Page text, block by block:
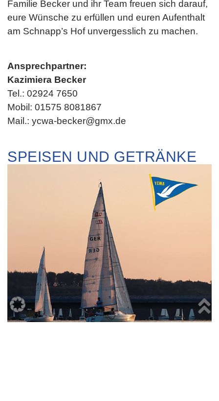
Familie Becker und ihr Team freuen sich darauf,
eure Wünsche zu erfüllen und euren Aufenthalt
am Schnapp’s Hof unvergesslich zu machen.
Ansprechpartner:
Kazimiera Becker
Tel.: 02924 7650
Mobil: 01575 8081867
Mail.: ycwa-becker@gmx.de
SPEISEN UND GETRÄNKE